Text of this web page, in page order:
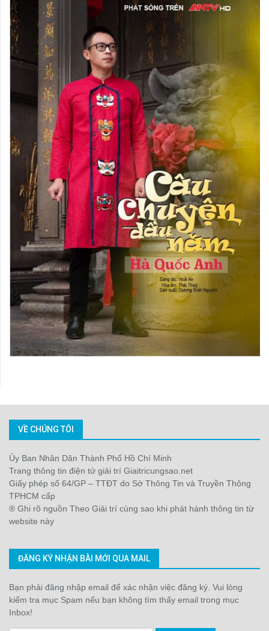
VỀ CHÚNG TÔI
Ủy Ban Nhân Dân Thành Phố Hồ Chí Minh
Trang thông tin điện tử giải trí Giaitricungsao.net
Giấy phép số 64/GP – TTĐT do Sở Thông Tin và Truyền Thông
TPHCM cấp
® Ghi rõ nguồn Theo Giải trí cùng sao khi phát hành thông tin từ
website này
ĐĂNG KÝ NHẬN BÀI MỚI QUA MAIL
Bạn phải đăng nhập email để xác nhận việc đăng ký. Vui lòng
kiểm tra mục Spam nếu bạn không tìm thấy email trong mục
Inbox!